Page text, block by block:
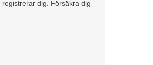
dig. Försäkra dig